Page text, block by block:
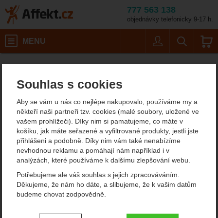
Souhlas s cookies
Aby se vám u nás co nejlépe nakupovalo, používáme my a
někteří naši partneři tzv. cookies (malé soubory, uložené ve
vašem prohlížeči). Díky nim si pamatujeme, co máte v
košíku, jak máte seřazené a vyfiltrované produkty, jestli jste
přihlášeni a podobně. Díky nim vám také nenabízíme
nevhodnou reklamu a pomáhají nám například i v
analýzách, které používáme k dalšímu zlepšování webu.
Potřebujeme ale váš souhlas s jejich zpracováváním.
Děkujeme, že nám ho dáte, a slibujeme, že k vašim datům
budeme chovat zodpovědně.
Nastavení souhlasů s kategoriemi
777 563 138
objednávky telefonicky 9-17 h.
MENU
Délka: 65 cm
Camp Corsa Alpine
turistický cepín
Fotografie